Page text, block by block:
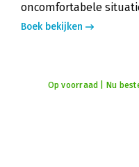
oncomfortabele
Boek bekijken
Op voorraad | Nu